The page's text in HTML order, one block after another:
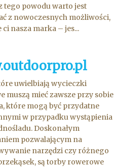
tego powodu warto jest
z nowoczesnych możliwości,
ci nasza marka – jes...
uwielbiają wycieczki
muszą mieć zawsze przy sobie
które mogą być przydatne
w przypadku wystąpienia
Doskonałym
pozwalającym na
narzędzi czy różnego
są torby rowerowe